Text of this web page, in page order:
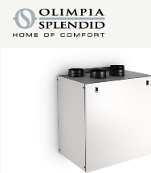
CLIMATISATION